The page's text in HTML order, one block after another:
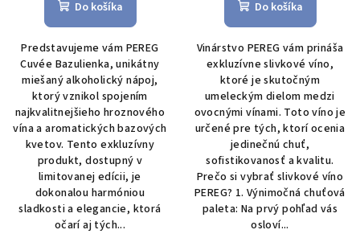
z
5
hviezdičiek.
Do košíka
Predstavujeme vám PEREG
Cuvée Bazulienka, unikátny
miešaný alkoholický nápoj,
ktorý vznikol spojením
najkvalitnejšieho hroznového
vína a aromatických bazových
kvetov. Tento exkluzívny
produkt, dostupný v
limitovanej edícii, je
dokonalou harmóniou
sladkosti a elegancie, ktorá
očarí aj tých...
Do košíka
Vinárstvo PEREG vám prináša
exkluzívne slivkové víno,
ktoré je skutočným
umeleckým dielom medzi
ovocnými vínami. Toto víno je
určené pre tých, ktorí ocenia
jedinečnú chuť,
sofistikovanosť a kvalitu.
Prečo si vybrať slivkové víno
PEREG? 1. Výnimočná chuťová
paleta: Na prvý pohľad vás
osloví...